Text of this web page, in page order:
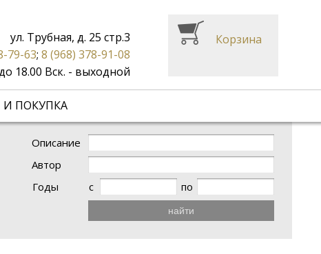
ПОКУПКА
ул. Трубная, д. 25 стр.3
79-63; 8 (968) 378-91-08
18.00 Вск. - выходной
Корзина
Описание
Автор
Годы
с по
найти